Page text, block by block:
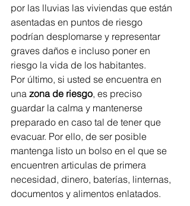
por las lluvias las viviendas que están
asentadas en puntos de riesgo
podrían desplomarse y representar
graves daños e incluso poner en
riesgo la vida de los habitantes.
Por último, si usted se encuentra en
una zona de riesgo, es preciso
guardar la calma y mantenerse
preparado en caso tal de tener que
evacuar. Por ello, de ser posible
mantenga listo un bolso en el que se
encuentren articulas de primera
necesidad, dinero, baterías, linternas,
documentos y alimentos enlatados.